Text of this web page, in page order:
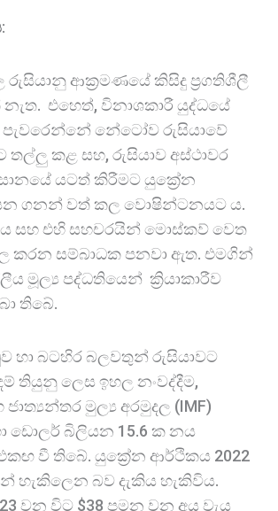
:
ආක්‍රමණයේ කිසිදු ප්‍රගතිශීලී
එහෙත්, විනාශකාරී යුද්ධයේ
පැවරෙන්නේ නේටෝව රුසියාවේ
තල්ලු කළ සහ, රුසියාව අස්ථාවර
යටත් කිරීමට යුක්‍රේන
ගනන් වත් කල වොෂින්ටනයට ය.
සහ එහි සහචරයින් මොස්කව් වෙත
කරන සම්බාධක පනවා ඇත. එමගින්
මූල්‍ය පද්ධතියෙන් ක්‍රියාකාරීව
තිබේ.
හා බටහිර බලවතුන් රුසියාවට
තියුනු ලෙස ඉහල නංවද්දීම,
මුල්‍ය අරමුදල (IMF)
ඩොලර් බිලියන 15.6 ක නය
වී තිබේ. යුක්‍රේන ආර්ථිකය 2022
හැකිලෙන බව දැකිය හැකිවිය.
වන විට $38 පමන වන අය වැය